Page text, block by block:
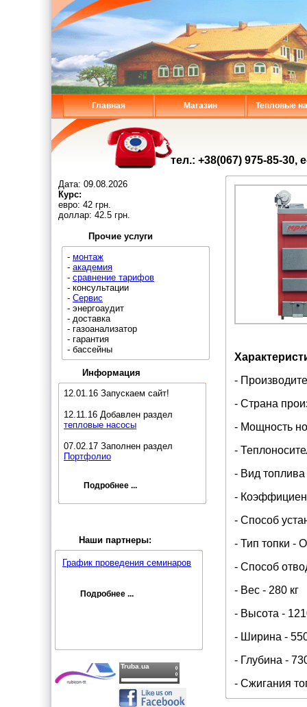
Главная Магазин Тепловые
тел.: +38(067) 975-85-30,
Дата: 09.08.2026
Курс:
евро: 42 грн.
доллар: 42.5 грн.
Прочие услуги
- монтаж
- академия
- сравнение тарифов
- консультации
- Сервис
- энергоаудит
- доставка
- газоанализатор
- гарантия
- бассейны
Информация
12.01.16 Запускаем сайт!
12.11.16 Добавлен раздел
тепловые насосы
07.02.17 Заполнен раздел
Портфолио
Подробнее ...
Наши партнеры:
График проведения семинаров
Подробнее ...
Truba.ua
-
- Страна
- Мощность
-
- Вид
-
- Способ
- Тип топки -
- Способ
- Вес - 280 кг
- Высота -
- Ширина -
- Глубина -
- Сжигания